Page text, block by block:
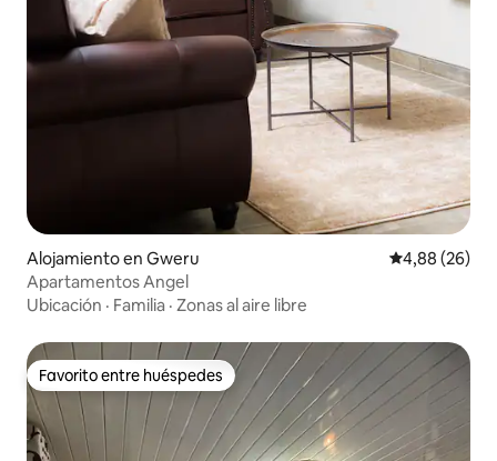
Alojamiento en Gweru Calificación
4,88 (26)
Apartamentos Angel
Ubicación · Familia · Zonas al aire libre
Favorito entre huéspedes
Favorito entre huéspedes